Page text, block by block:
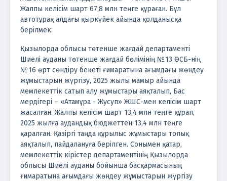
Жалпы келісім шарт 67,8 млн теңге құраған. Бұл
автотұрақ алдағы қыркүйек айында қолданысқа
берілмек.
Қызылорда облысы төтенше жағдай департаменті
Шиелі ауданы төтенше жағдай бөлімінің №13 ӨСБ-нің
№16 өрт сөндіру бекеті ғимаратына ағымдағы жөндеу
жұмыстарын жүргізу, 2025 жылы мамыр айында
мемлекеттік сатып алу жұмыстары аяқталып, Бас
мердігері – «Атамұра - Жусуп» ЖШС-мен келісім шарт
жасалған. Жалпы келісім шарт 13,4 млн теңге құрап,
2025 жылға аудандық бюджеттен 13,4 млн теңге
қаралған. Қазіргі таңда құрылыс жұмыстары толық
аяқталып, пайдалануға берілген. Сонымен қатар,
мемлекеттік кірістер департаментінің Қызылорда
облысы Шиелі ауданы бойынша басқармасының
ғимаратына ағымдағы жөндеу жұмыстарын жүргізу